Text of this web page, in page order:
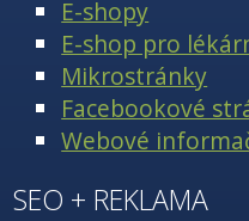
E-shopy
E-shop pro
Mikrostránky
Facebookové
Webové
SEO + REKLAMA